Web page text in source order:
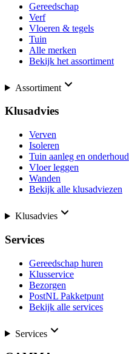
Gereedschap
Verf
Vloeren & tegels
Tuin
Alle merken
Bekijk het assortiment
Assortiment
Klusadvies
Verven
Isoleren
Tuin aanleg en onderhoud
Vloer leggen
Wanden
Bekijk alle klusadviezen
Klusadvies
Services
Gereedschap huren
Klusservice
Bezorgen
PostNL Pakketpunt
Bekijk alle services
Services